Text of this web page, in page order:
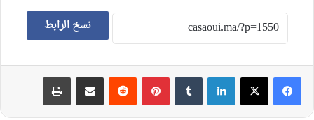
نسخ الرابط
لينكدإن بينتيريست